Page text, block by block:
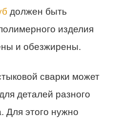
должен быть
изделия
и обезжирены.
сварки может
деталей разного
Для этого нужно